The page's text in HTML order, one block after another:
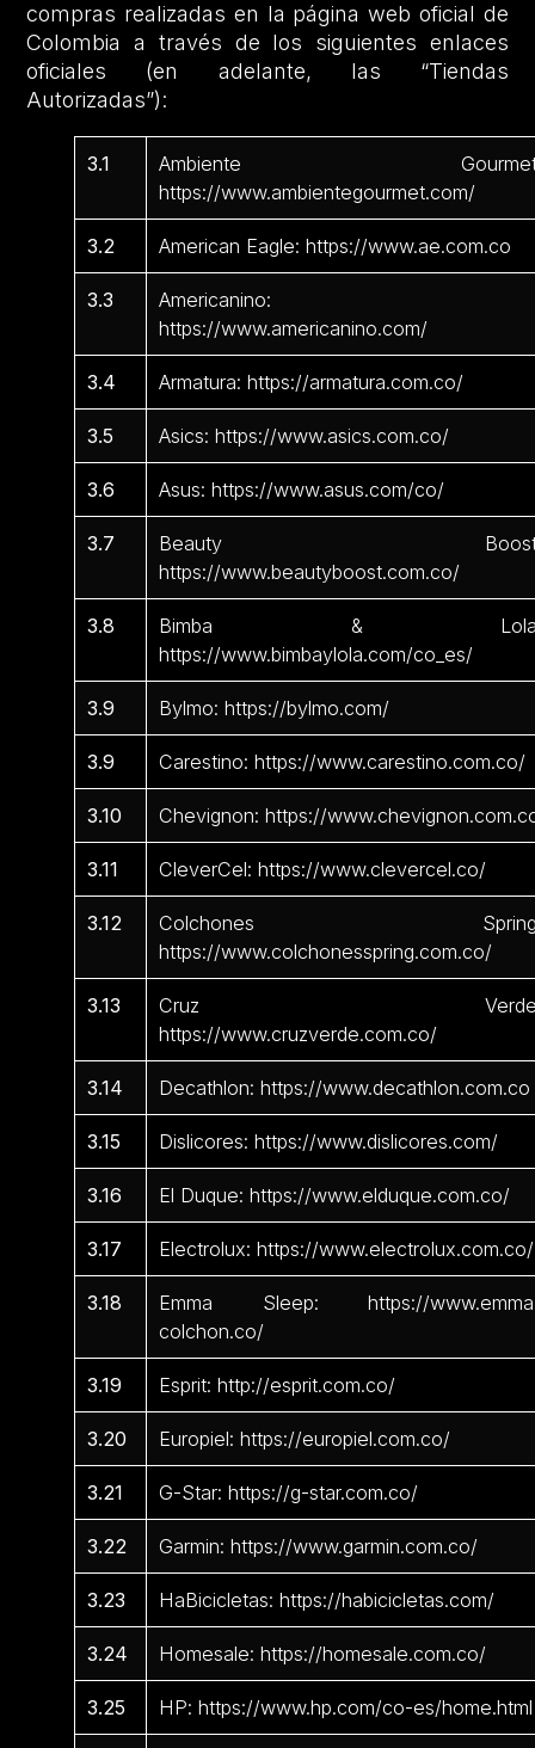
compras realizadas en la página web oficial de
Colombia a través de los siguientes enlaces
oficiales (en adelante, las “Tiendas
Autorizadas”):
3.1
Ambiente
https://www.ambientegourmet.com/
3.2 American Eagle: https://www.ae.com.co
3.3
Americanino:
https://www.americanino.com/
3.4 Armatura: https://armatura.com.co/
3.5 Asics: https://www.asics.com.co/
3.6 Asus: https://www.asus.com/co/
3.7
Beauty
https://www.beautyboost.com.co/
3.8
Bimba &
https://www.bimbaylola.com/co_es/
3.9 Bylmo: https://bylmo.com/
3.9 Carestino: https://www.carestino.com.co/
3.10 Chevignon: https://
3.11 CleverCel: https://www.clevercel.co/
3.12
Colchones
https://www.colchonesspring.com.co/
3.13
Cruz
https://www.cruzverde.com.co/
3.14 Decathlon: https://www.decathlon.com.co
3.15 Dislicores: https://www.dislicores.com/
3.16 El Duque: https://www.elduque.com.co/
3.17 Electrolux: https://www.electrolux.com.co/
3.18
Emma Sleep: https://
colchon.co/
3.19 Esprit: http://esprit.com.co/
3.20 Europiel: https://europiel.com.co/
3.21 G-Star: https://g-star.com.co/
3.22 Garmin: https://www.garmin.com.co/
3.23 HaBicicletas: https://habicicletas.com/
3.24 Homesale: https://homesale.com.co/
3.25 HP: https://www.hp.com/co-es/home.html